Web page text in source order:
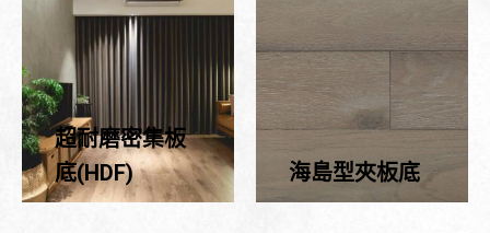
超耐磨密集板
底(HDF)
海島型夾板底